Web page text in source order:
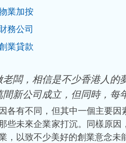
業加按
務公司
業貸款
老闆，相信是不少香港人的
間新公司成立，但同時，每
各有不同，但其中一個主要
些未來企業家打沉。同樣原
，以致不少美好的創業意念未